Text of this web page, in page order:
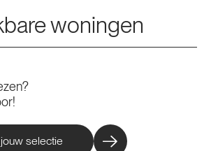
woningen
selectie